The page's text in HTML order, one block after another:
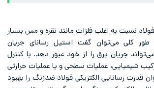
نسبت به اغلب فلزات مانند نقره و مس بسیار
کلی می‌توان گفت استیل رسانای جریان
جریان برق را از خود عبور دهد. با کنترل
شیمیایی، عملیات سطحی و یا عملیات حرارتی
قدرت رسانایی الکتریکی فولاد ضدزنگ را بهبود